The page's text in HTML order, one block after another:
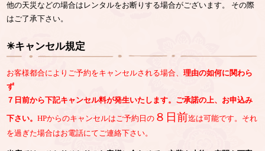
他の天災などの場合はレンタルをお断りする場合がございます。 その際
はご了承下さい。
✳︎キャンセル規定
お客様都合によりご予約をキャンセルされる場合、理由の如何に関わら
ず
７日前から下記キャンセル料が発生いたします。ご承諾の上、お申込み
下さい。HPからのキャンセルはご予約日の ８日前迄は可能です。それ
を過ぎた場合はお電話にてご連絡下さい。